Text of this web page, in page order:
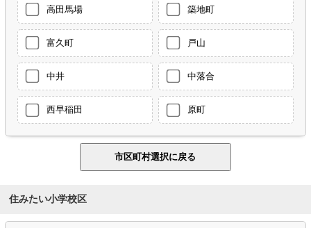
高田馬場 築地町
富久町 戸山
中井 中落合
西早稲田 原町
住みたい小学校区